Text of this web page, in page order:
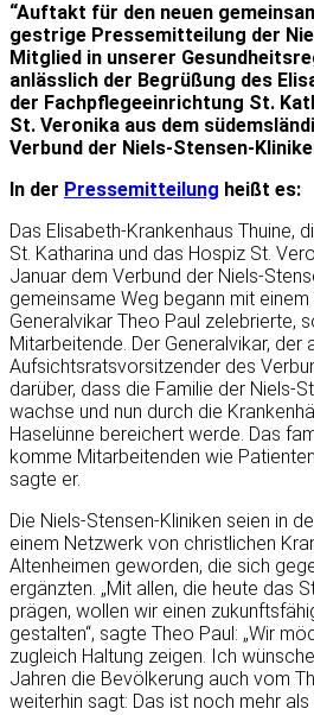
“Auftakt für den neuen
gestrige Pressemitteilung der
Mitglied in unserer
anlässlich der Begrüßung des
der Fachpflegeeinrichtung St.
St. Veronika aus dem
Verbund der Niels-Stensen-
In der Pressemitteilung heißt es:
Das Elisabeth-Krankenhaus Thuine,
St. Katharina und das Hospiz St.
Januar dem Verbund der Niels-
gemeinsame Weg begann mit
Generalvikar Theo Paul zelebrierte,
Mitarbeitende. Der Generalvikar, der
Aufsichtsratsvorsitzender des
darüber, dass die Familie der Niels-
wachse und nun durch die
Haselünne bereichert werde. Das
komme Mitarbeitenden wie
sagte er.
Die Niels-Stensen-Kliniken seien in
einem Netzwerk von christlichen
Altenheimen geworden, die sich
ergänzten. „Mit allen, die heute das
prägen, wollen wir einen
gestalten“, sagte Theo Paul: „Wir
zugleich Haltung zeigen. Ich
Jahren die Bevölkerung auch vom
weiterhin sagt: Das ist noch mehr als